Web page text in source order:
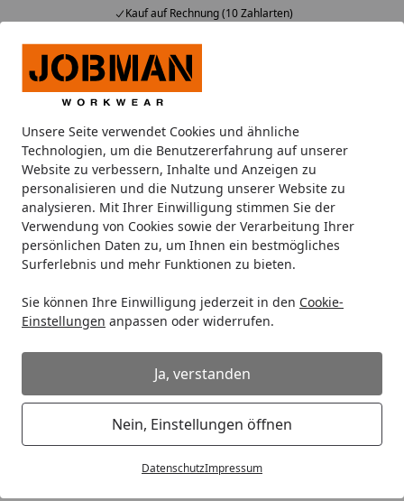
Unsere Seite verwendet Cookies und ähnliche
Technologien, um die Benutzererfahrung auf unserer
Website zu verbessern, Inhalte und Anzeigen zu
personalisieren und die Nutzung unserer Website zu
analysieren. Mit Ihrer Einwilligung stimmen Sie der
Verwendung von Cookies sowie der Verarbeitung Ihrer
persönlichen Daten zu, um Ihnen ein bestmögliches
Surferlebnis und mehr Funktionen zu bieten.
Sie können Ihre Einwilligung jederzeit in den Cookie-
Einstellungen anpassen oder widerrufen.
Ja, verstanden
Nein, Einstellungen öffnen
DatenschutzImpressum
Kauf auf Rechnung (10 Zahlarten)
Alle Produkte
Mein Konto
Suchen
Startseite
Wo ist meine Rechnung?
Wo finde ich meine Rechnung?
Ihre Rechnung liegt entwederdem Paket beioder wir
senden Ihnen diese per E-Mailzu.
Unter der Rubrik "Meine Bestellung", die sich in
unserem Shop in der obersten Zeile (Header) befindet,
können Sie jederzeit Ihre Rechnung einsehen und diese
Meine Bestellung" können Sie Ihre Bestellung
nachverfolgen und sich dort weitere Informationen
anzeigen lassen, wie zum Beispiel